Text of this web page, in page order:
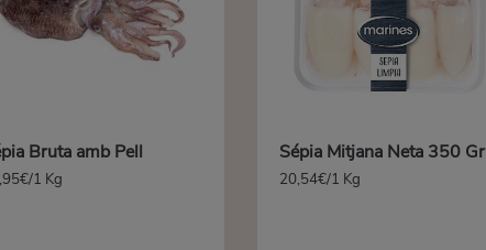
Bruta amb Pell
1 Kg
Sépia Mitjana Neta 350 Gr
20,54€/1 Kg